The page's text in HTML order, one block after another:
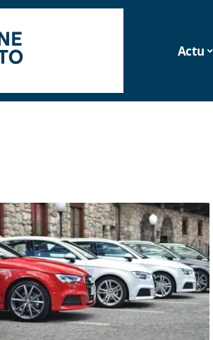
Actu